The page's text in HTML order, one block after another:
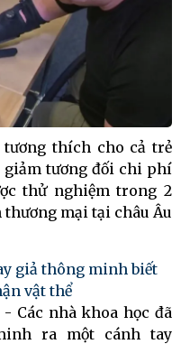
thích cho cả trẻ
giảm tương đối chi phí
thử nghiệm trong 2
thương mại tại châu Âu
giả thông minh biết
vật thể
- Các nhà khoa học đã
ra một cánh tay